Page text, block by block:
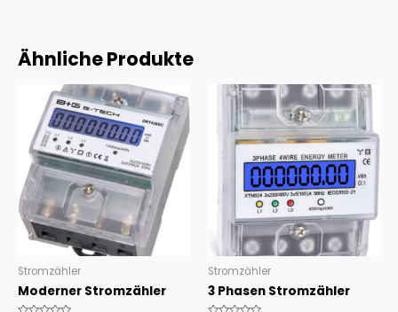
Ähnliche Produkte
Stromzähler
Moderner Stromzähler
Stromzähler
3 Phasen Stromzähler